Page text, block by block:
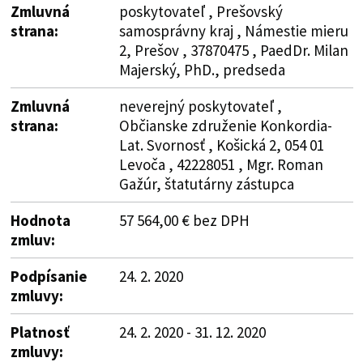
Zmluvná
strana:
poskytovateľ , Prešovský
samosprávny kraj , Námestie mieru
2, Prešov , 37870475 , PaedDr. Milan
Majerský, PhD., predseda
Zmluvná
strana:
neverejný poskytovateľ ,
Občianske združenie Konkordia-
Lat. Svornosť , Košická 2, 054 01
Levoča , 42228051 , Mgr. Roman
Gažúr, štatutárny zástupca
Hodnota
zmluv:
57 564,00 € bez DPH
Podpísanie
zmluvy:
24. 2. 2020
Platnosť
zmluvy:
24. 2. 2020 - 31. 12. 2020